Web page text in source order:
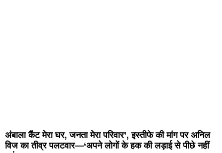
अंबाला कैंट मेरा घर, जनता मेरा परिवार’, इस्तीफे की मांग पर अनिल
विज का तीव्र पलटवार—‘अपने लोगों के हक की लड़ाई से पीछे नहीं